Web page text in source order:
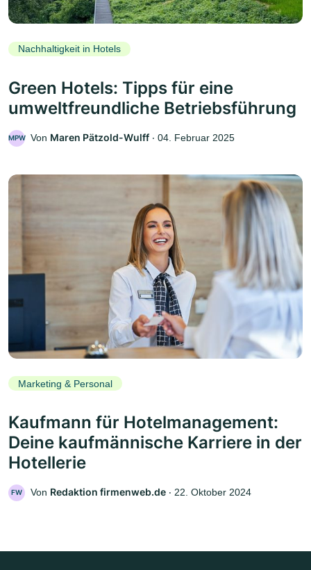
Nachhaltigkeit in Hotels
Green Hotels: Tipps für eine
umweltfreundliche Betriebsführung
MPW Von Maren Pätzold-Wulff ‧ 04. Februar 2025
Marketing & Personal
Kaufmann für Hotelmanagement:
Deine kaufmännische Karriere in der
Hotellerie
FW Von Redaktion firmenweb.de ‧ 22. Oktober 2024